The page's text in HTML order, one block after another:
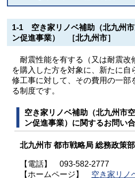
1-1 空き家リノベ補助（北九州市
ン促進事業） ［北九州市］
耐震性能を有する（又は耐震改
を購入した方を対象に、新たに自
修工事に対して、その費用の一部
る制度です。
空き家リノベ補助（北九州市
ン促進事業）に関するお問い
北九州市 都市戦略局 総務政策
【電話】 093-582-2777
【ホームページ】 空き家リノ